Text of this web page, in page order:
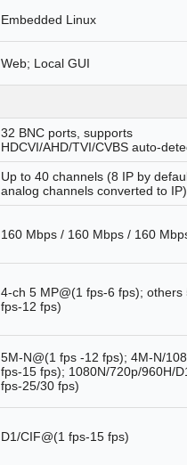
Embedded Linux
Web; Local GUI
32 BNC ports, supports
HDCVI/AHD/TVI/CVBS auto-
Up to 40 channels (8 IP by
analog channels converted to IP)
160 Mbps / 160 Mbps / 160
4-ch 5 MP@(1 fps-6 fps); others
fps-12 fps)
5M-N@(1 fps -12 fps); 4M-N/
fps-15 fps); 1080N/720p/960H/
fps-25/30 fps)
D1/CIF@(1 fps-15 fps)